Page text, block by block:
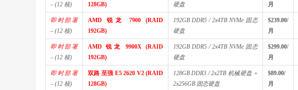
– (12 核)
128GB)
硬盘
月
即时部署
– (12 核)
AMD 锐龙 7900 (RAID
192GB)
192GB DDR5 / 2x4TB NVMe 固态
硬盘
$239.00/
月
即时部署
– (12 核)
AMD 锐龙 9900X (RAID
192GB)
192GB DDR5 / 2x4TB NVMe 固态
硬盘
$299.00/
月
即时部署
– (12 核)
双路 至强 E5 2620 V2 (RAID
128GB)
128GB DDR3 / 2x2TB 机械硬盘 +
2x256GB 固态硬盘
$89.00/
月